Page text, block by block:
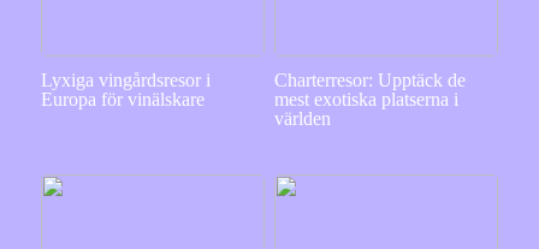
Lyxiga vingårdsresor i
Europa för vinälskare
Charterresor: Upptäck de
mest exotiska platserna i
världen